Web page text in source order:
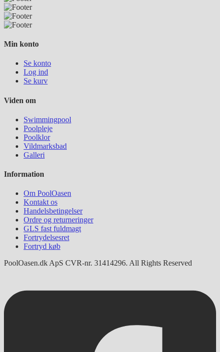
Min konto
Se konto
Log ind
Se kurv
Viden om
Swimmingpool
Poolpleje
Poolklor
Vildmarksbad
Galleri
Information
Om PoolOasen
Kontakt os
Handelsbetingelser
Ordre og returneringer
GLS fast fuldmagt
Fortrydelsesret
Fortryd køb
PoolOasen.dk ApS CVR-nr. 31414296. All Rights Reserved